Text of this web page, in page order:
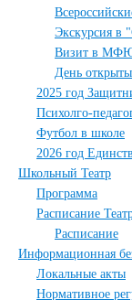
Экскурсия в
Визит в
День
2025 год
Психолго-
Футбол в школе
2026 год
Школьный Театр
Программа
Расписание
Расписание
Информационная
Локальные акты
Нормативное